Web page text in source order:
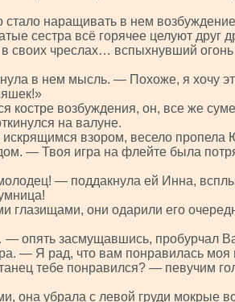
стало наращивать в нем
сестра всё горячее целуют друг
в своих чреслах… вспыхнувший
в нем мысль. — Похоже, я хочу
костре возбуждения, он, все же
на валуне.
взором, весело пропела
— Твоя игра на флейте была
— поддакнула ей Инна,
глазищами, они одарили его
опять засмущавшись, пробурчал
— Я рад, что вам понравилась моя
тебе понравился? — певучим
она убрала с левой груди мокрые